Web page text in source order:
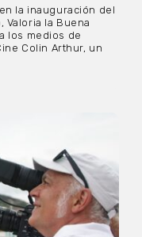
la inauguración del
Valoria la Buena
los medios de
Colin Arthur, un